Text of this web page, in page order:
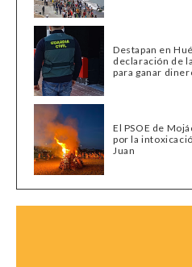
Destapan en
declaración de
para ganar
El PSOE de
por la
Juan